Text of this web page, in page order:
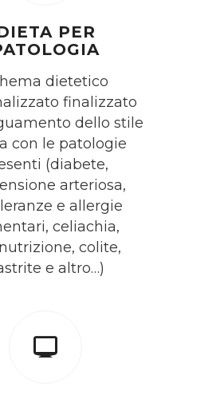
PER
dietetico
finalizzato
dello stile
con le patologie
(diabete,
arteriosa,
e allergie
celiachia,
colite,
e altro…)